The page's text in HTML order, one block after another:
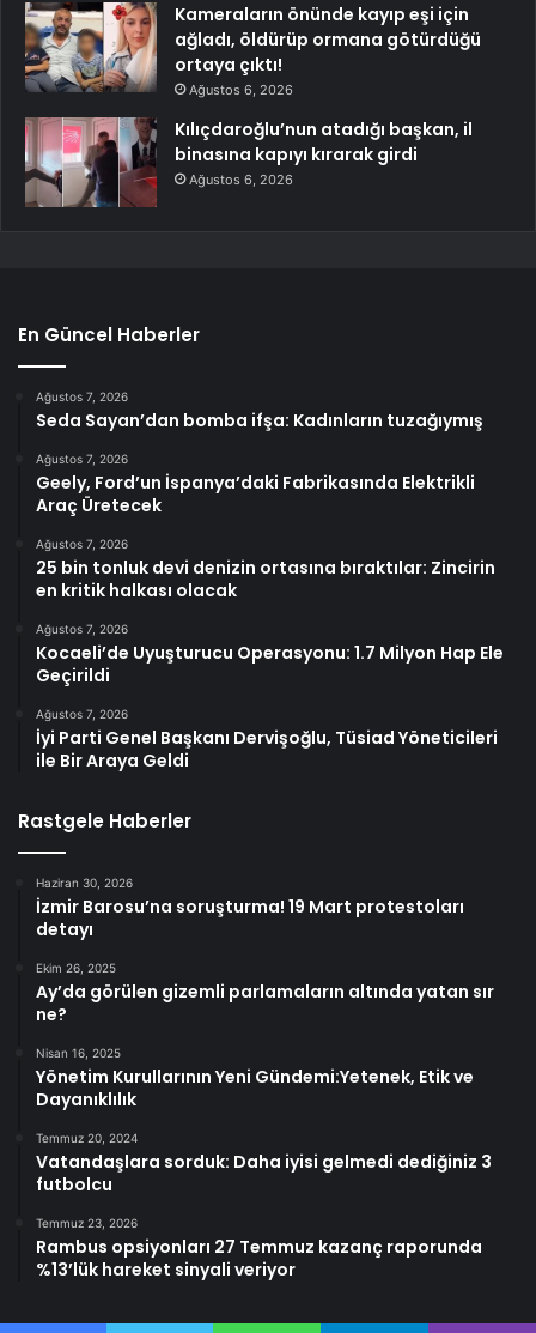
Kameraların önünde kayıp eşi için
ağladı, öldürüp ormana götürdüğü
ortaya çıktı!
Ağustos 6, 2026
Kılıçdaroğlu’nun atadığı başkan, il
binasına kapıyı kırarak girdi
Ağustos 6, 2026
En Güncel Haberler
Ağustos 7, 2026
Seda Sayan’dan bomba ifşa: Kadınların tuzağıymış
Ağustos 7, 2026
Geely, Ford’un İspanya’daki Fabrikasında Elektrikli
Araç Üretecek
Ağustos 7, 2026
25 bin tonluk devi denizin ortasına bıraktılar: Zincirin
en kritik halkası olacak
Ağustos 7, 2026
Kocaeli’de Uyuşturucu Operasyonu: 1.7 Milyon Hap Ele
Geçirildi
Ağustos 7, 2026
İyi Parti Genel Başkanı Dervişoğlu, Tüsiad Yöneticileri
ile Bir Araya Geldi
Rastgele Haberler
Haziran 30, 2026
İzmir Barosu’na soruşturma! 19 Mart protestoları
detayı
Ekim 26, 2025
Ay’da görülen gizemli parlamaların altında yatan sır
ne?
Nisan 16, 2025
Yönetim Kurullarının Yeni Gündemi:Yetenek, Etik ve
Dayanıklılık
Temmuz 20, 2024
Vatandaşlara sorduk: Daha iyisi gelmedi dediğiniz 3
futbolcu
Temmuz 23, 2026
Rambus opsiyonları 27 Temmuz kazanç raporunda
%13’lük hareket sinyali veriyor